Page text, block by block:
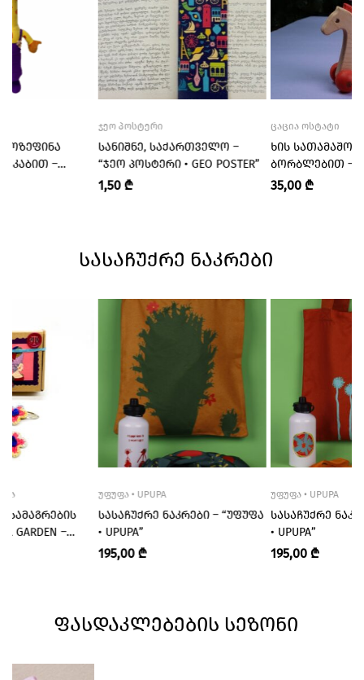
ᲙᲐᲑᲘᲗ –
ᲯᲔᲝ ᲞᲝᲡᲢᲔᲠᲘ
ᲡᲐᲜᲘᲨᲜᲔ, ᲡᲐᲥᲐᲠᲗᲕᲔᲚᲝ –
“ᲯᲔᲝ ᲞᲝᲡᲢᲔᲠᲘ • GEO POSTER”
1,50 ₾
ᲪᲐᲪᲘᲐ ᲝᲡᲢᲐᲢᲘ
ᲮᲘᲡ ᲡᲐᲗᲐᲛᲐᲨᲝ
ᲑᲝᲠᲑᲚᲔᲑᲘᲗ –
ᲝᲡᲢᲐᲢᲘ • LEFT-
35,00 ₾
ᲡᲐᲡᲐᲩᲣᲥᲠᲔ ᲜᲐᲙᲠᲔᲑᲘ
GARDEN –
ᲣᲤᲣᲤᲐ • UPUPA
ᲡᲐᲡᲐᲩᲣᲥᲠᲔ ᲜᲐᲙᲠᲔᲑᲘ – “ᲣᲤᲣᲤᲐ
• UPUPA”
195,00 ₾
ᲣᲤᲣᲤᲐ • UPUPA
ᲡᲐᲡᲐᲩᲣᲥᲠᲔ
• UPUPA”
195,00 ₾
ᲤᲐᲡᲓᲐᲙᲚᲔᲑᲔᲑᲘᲡ ᲡᲔᲖᲝᲜᲘ